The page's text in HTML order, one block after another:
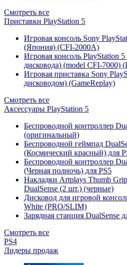
Смотреть все
Приставки PlayStation 5
Игровая консоль Sony
(Япония) (CFI-2000A)
Игровая консоль PlayStation
дисковода) (model CFI-7000)
Игровая приставка Sony
дисководом) (GameReplay)
Смотреть все
Аксессуары PlayStation 5
Беспроводной контроллер
(оригинальный)
Беспроводной геймпад
(Космический красный) для
Беспроводной контроллер
(Черная полночь) для PS5
Накладки Artplays Thumb
DualSense (2 шт.) (черные)
Дисковод для игровой
White (PRO/SLIM)
Зарядная станция DualSense
Смотреть все
PS4
Лидеры продаж